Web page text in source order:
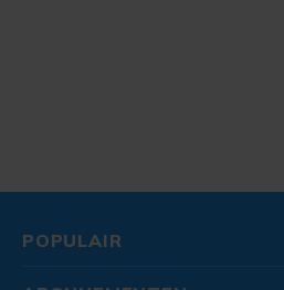
POPULAIR